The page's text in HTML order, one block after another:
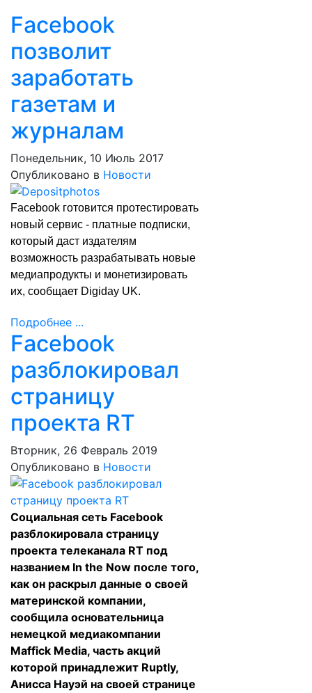
Facebook
позволит
заработать
газетам и
журналам
Понедельник, 10 Июль 2017
Опубликовано в Новости
Facebook готовится протестировать
новый сервис - платные подписки,
который даст издателям
возможность разрабатывать новые
медиапродукты и монетизировать
их, сообщает Digiday UK.
Подробнее ...
Facebook
разблокировал
страницу
проекта RT
Вторник, 26 Февраль 2019
Опубликовано в Новости
Социальная сеть Facebook
разблокировала страницу
проекта телеканала RT под
названием In the Now после того,
как он раскрыл данные о своей
материнской компании,
сообщила основательница
немецкой медиакомпании
Maffick Media, часть акций
которой принадлежит Ruptly,
Анисса Науэй на своей странице